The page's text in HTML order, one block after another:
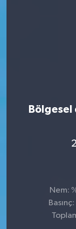
Bölgesel
Nem: